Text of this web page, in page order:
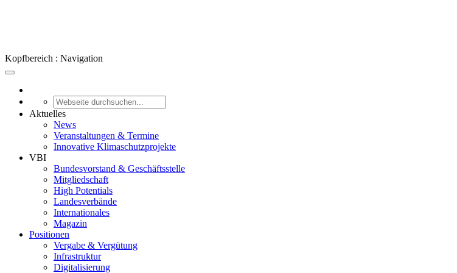
Kopfbereich : Navigation
Aktuelles
News
Veranstaltungen & Termine
Innovative Klimaschutzprojekte
VBI
Bundesvorstand & Geschäftsstelle
Mitgliedschaft
High Potentials
Landesverbände
Internationales
Magazin
Positionen
Vergabe & Vergütung
Infrastruktur
Digitalisierung